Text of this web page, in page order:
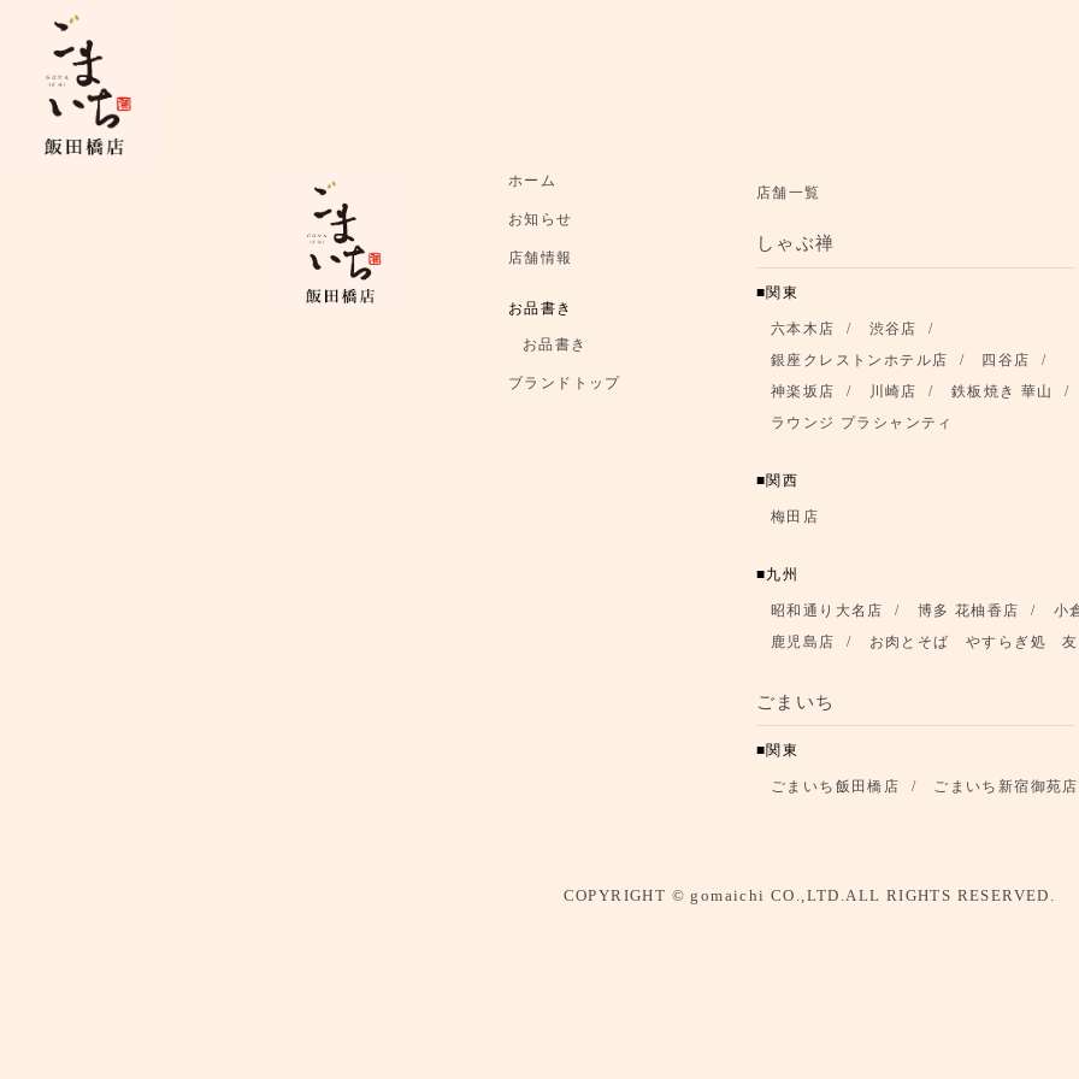
ブランドトップ
店舗情報
ホーム
お知らせ
店舗情報
お品書き
お品書き
ブランドトップ
店舗一覧
しゃぶ禅
関東
六本木店
渋谷店
銀座クレストンホテル店
四谷店
神楽坂店
川崎店
鉄板焼き 華山
ラウンジ プラシャンティ
関西
梅田店
九州
昭和通り大名店 博多 花柚香店
小
鹿児島店
お肉とそば やすらぎ処
ごまいち
関東
ごまいち飯田橋店 ごまいち新宿御苑店
COPYRIGHT © gomaichi CO.,LTD.ALL RIGHTS RESERVED.